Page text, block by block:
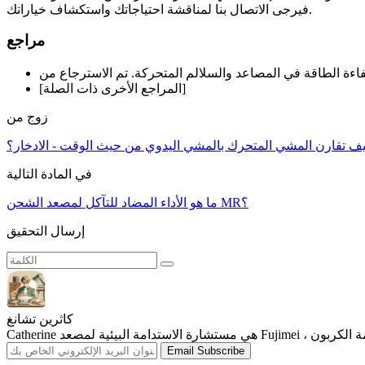
فيرجى الاتصال بنا لمناقشة احتياجاتك واستكشاف خياراتك.
مراجع
[المراجع الأخرى ذات الصلة]
زوج من
تقارن المشي المتحرك بالمشي اليدوي من حيث الوقت - الادخار؟
في المادة التالية
ما هو الأداء المضاد للتآكل لمصعد الشحن MR؟
إرسال التحقيق
كاثرين تشانغ
Email Subscribe